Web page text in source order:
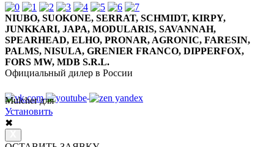
NIUBO, SUOKONE, SERRAT, SCHMIDT, KIRPY,
JUNKKARI, JAPA, MODULARIS, SAVANNAH,
SPEARHEAD, ELHO, PRONAR, AGRONIC, FARESIN,
PALMS, NISULA, GRENIER FRANCO, DIPPERFOX,
FORS MW, MDB S.R.L.
Официальный дилер в России
8 800 7777 152
Mulcher для
Установить
✖